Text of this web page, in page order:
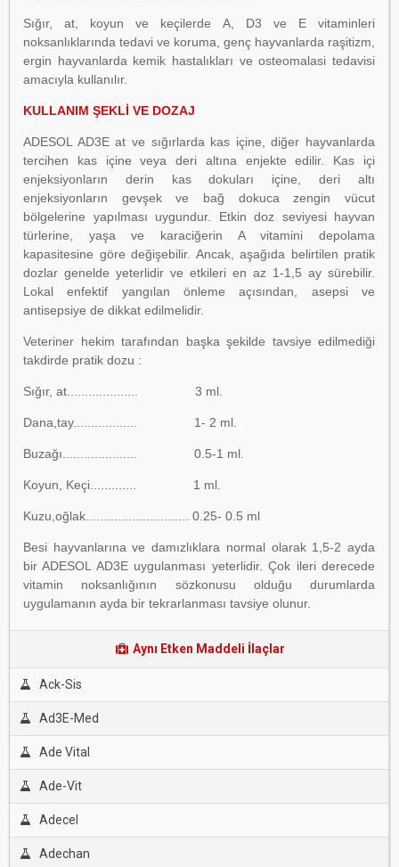
Sığır, at, koyun ve keçilerde A, D3 ve E vitaminleri
noksanlıklarında tedavi ve koruma, genç hayvanlarda raşitizm,
ergin hayvanlarda kemik hastalıkları ve osteomalasi tedavisi
amacıyla kullanılır.
KULLANIM ŞEKLİ VE DOZAJ
ADESOL AD3E at ve sığırlarda kas içine, diğer hayvanlarda
tercihen kas içine veya deri altına enjekte edilir. Kas içi
enjeksiyonların derin kas dokuları içine, deri altı
enjeksiyonların gevşek ve bağ dokuca zengin vücut
bölgelerine yapılması uygundur. Etkin doz seviyesi hayvan
türlerine, yaşa ve karaciğerin A vitamini depolama
kapasitesine göre değişebilir. Ancak, aşağıda belirtilen pratik
dozlar genelde yeterlidir ve etkileri en az 1-1,5 ay sürebilir.
Lokal enfektif yangılan önleme açısından, asepsi ve
antisepsiye de dikkat edilmelidir.
Veteriner hekim tarafından başka şekilde tavsiye edilmediği
takdirde pratik dozu :
Sığır, at.................... 3 ml.
Dana,tay.................. 1- 2 ml.
Buzağı..................... 0.5-1 ml.
Koyun, Keçi............. 1 ml.
Kuzu,oğlak............................. 0.25- 0.5 ml
Besi hayvanlarına ve damızlıklara normal olarak 1,5-2 ayda
bir ADESOL AD3E uygulanması yeterlidir. Çok ileri derecede
vitamin noksanlığının sözkonusu olduğu durumlarda
uygulamanın ayda bir tekrarlanması tavsiye olunur.
Aynı Etken Maddeli İlaçlar
Ack-Sis
Ad3E-Med
Ade Vital
Ade-Vit
Adecel
Adechan